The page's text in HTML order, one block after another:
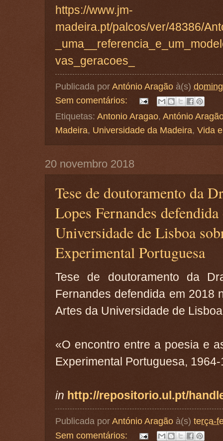
https://www.jm-
madeira.pt/palcos/ver/48386/
vas_geracoes_
Publicada por António Aragão à(s)
Sem comentários:
Etiquetas: Antonio Aragao, António
Madeira, Universidade da Madeira, Vida
20 novembro 2018
Tese de doutoramento da
Lopes Fernandes
Universidade de Lisboa
Experimental Portuguesa
Tese de doutoramento da
Fernandes defendida em 2018
Artes da Universidade de
«O encontro entre a poesia e
Experimental Portuguesa,
in http://repositorio.ul.pt/
Publicada por António Aragão à(s) terça-
Sem comentários: